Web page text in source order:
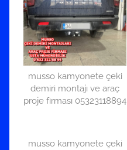
musso kamyonete çeki
demiri montajı ve araç
proje firması 05323118894
musso kamyonete çeki